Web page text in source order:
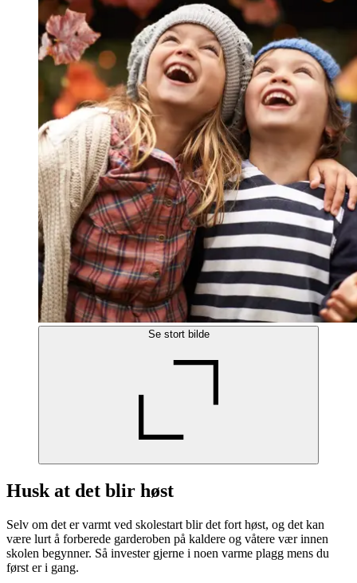
Se stort bilde
Husk at det blir høst
Selv om det er varmt ved skolestart blir det fort høst, og det kan
være lurt å forberede garderoben på kaldere og våtere vær innen
skolen begynner. Så invester gjerne i noen varme plagg mens du
først er i gang.